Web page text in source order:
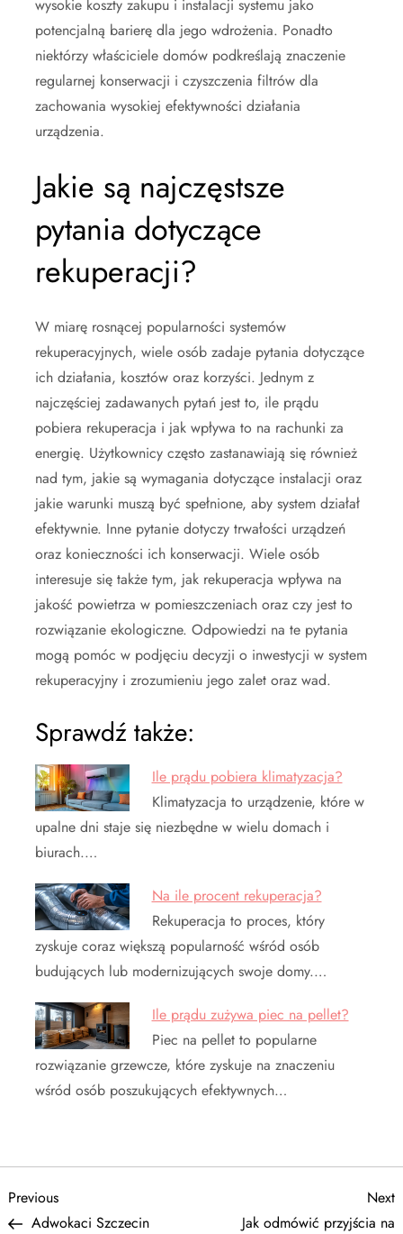
wysokie koszty zakupu i instalacji systemu jako
potencjalną barierę dla jego wdrożenia. Ponadto
niektórzy właściciele domów podkreślają znaczenie
regularnej konserwacji i czyszczenia filtrów dla
zachowania wysokiej efektywności działania
urządzenia.
Jakie są najczęstsze
pytania dotyczące
rekuperacji?
W miarę rosnącej popularności systemów
rekuperacyjnych, wiele osób zadaje pytania dotyczące
ich działania, kosztów oraz korzyści. Jednym z
najczęściej zadawanych pytań jest to, ile prądu
pobiera rekuperacja i jak wpływa to na rachunki za
energię. Użytkownicy często zastanawiają się również
nad tym, jakie są wymagania dotyczące instalacji oraz
jakie warunki muszą być spełnione, aby system działał
efektywnie. Inne pytanie dotyczy trwałości urządzeń
oraz konieczności ich konserwacji. Wiele osób
interesuje się także tym, jak rekuperacja wpływa na
jakość powietrza w pomieszczeniach oraz czy jest to
rozwiązanie ekologiczne. Odpowiedzi na te pytania
mogą pomóc w podjęciu decyzji o inwestycji w system
rekuperacyjny i zrozumieniu jego zalet oraz wad.
Sprawdź także:
Ile prądu pobiera klimatyzacja?
Klimatyzacja to urządzenie, które w
upalne dni staje się niezbędne w wielu domach i
biurach.…
Na ile procent rekuperacja?
Rekuperacja to proces, który
zyskuje coraz większą popularność wśród osób
budujących lub modernizujących swoje domy.…
Ile prądu zużywa piec na pellet?
Piec na pellet to popularne
rozwiązanie grzewcze, które zyskuje na znaczeniu
wśród osób poszukujących efektywnych…
N
Previous
Post
Previous
Adwokaci Szczecin
Next
Jak odmówić przyjścia na